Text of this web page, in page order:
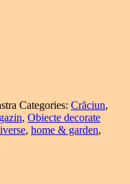
Categories: Crăciun,
, Obiecte decorate
, home & garden,